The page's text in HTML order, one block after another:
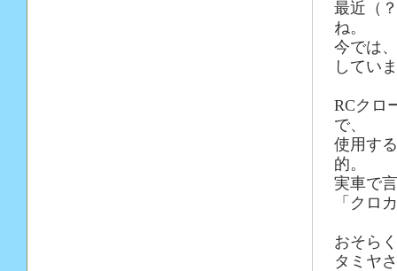
最近（
ね。
今では
してい
RCクロ
で、
使用す
的。
実車で
「クロ
おそら
タミヤ